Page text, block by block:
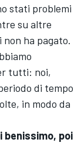
stati problemi
su altre
ha pagato.
tutti: noi,
di tempo
in modo da
poi